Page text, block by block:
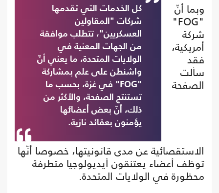
كل الخدمات التي تقدمها
شركات "المقاولين
العسكريين"، تتطلب موافقة
من الجهات المعنية في
الولايات المتحدة، ما يعني أنّ
واشنطن على علم بمشاركة
"FOG" في غزة، بحسب ما
تستنتج الصفحة، والأكثر من
ذلك، أنّ بعض أعضائها
يؤمنون بعقائد نازية.
وبما أنّ
"FOG"
شركة
أمريكية،
فقد
سألت
الصفحة
الاستقصائية عن مدى قانونيتها، خصوصا أنّها
توظف أعضاء يعتنقون أيديولوجيا متطرفة
محظورة في الولايات المتحدة.